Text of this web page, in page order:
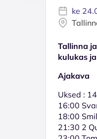
ke
Tallinna
kulukas
Ajakava
Uksed :
16:00
18:00
21:30 2